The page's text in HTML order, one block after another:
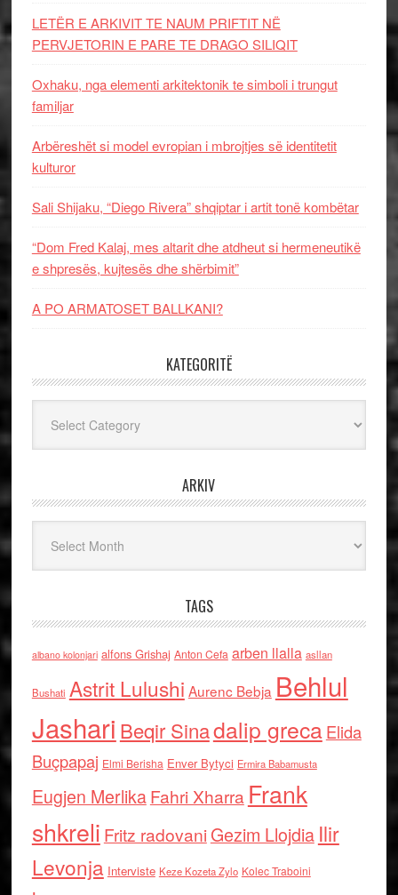
LETËR E ARKIVIT TE NAUM PRIFTIT NË
PERVJETORIN E PARE TE DRAGO SILIQIT
Oxhaku, nga elementi arkitektonik te simboli i trungut
familjar
Arbëreshët si model evropian i mbrojtjes së identitetit
kulturor
Sali Shijaku, “Diego Rivera” shqiptar i artit tonë kombëtar
“Dom Fred Kalaj, mes altarit dhe atdheut si hermeneutikë
e shpresës, kujtesës dhe shërbimit”
A PO ARMATOSET BALLKANI?
KATEGORITË
ARKIV
TAGS
albano kolonjari alfons Grishaj Anton Cefa arben llalla asllan
Bushati Astrit Lulushi Aurenc Bebja Behlul
Jashari Beqir Sinadalip grecaElida
Buçpapaj Elmi Berisha Enver Bytyci Ermira Babamusta
Eugjen MerlikaFahri Xharra Frank
shkreli Fritz radovaniGezim Llojdia Ilir
Levonja Interviste Keze Kozeta Zylo Kolec Traboini